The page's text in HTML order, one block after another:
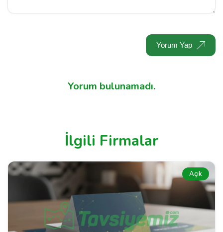
Yorum Yap
Yorum bulunamadı.
İlgili Firmalar
Açık